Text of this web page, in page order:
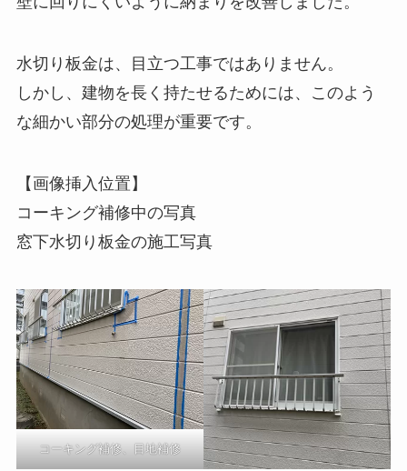
水切り板金は、目立つ工事ではありません。
しかし、建物を長く持たせるためには、このよう
な細かい部分の処理が重要です。
【画像挿入位置】
コーキング補修中の写真
窓下水切り板金の施工写真
コーキング補修、目地補修